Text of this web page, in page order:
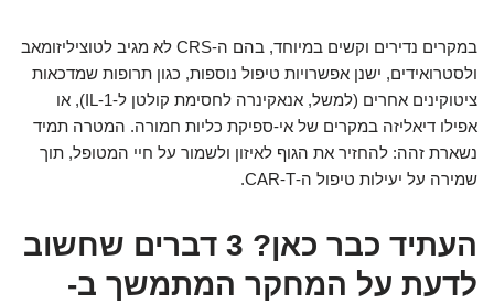
במקרים נדירים וקשים במיוחד, בהם ה-CRS לא מגיב לטוציליזומאב
ולסטרואידים, ישנן אפשרויות טיפול נוספות, כגון תרופות שמדכאות
ציטוקינים אחרים (למשל, אנאקינרה לחסימת קולטן ל-IL-1), או
אפילו דיאליזה במקרים של אי-ספיקת כליות חמורה. המטרה תמיד
נשארת זהה: להחזיר את הגוף לאיזון ולשמור על חיי המטופל, תוך
שמירה על יעילות טיפול ה-CAR-T.
העתיד כבר כאן? 3 דברים שחשוב
לדעת על המחקר המתמשך ב-